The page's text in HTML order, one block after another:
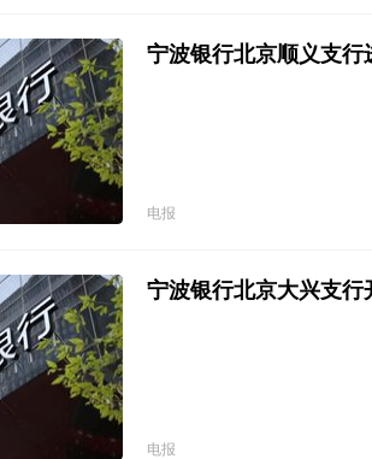
宁波银行北京顺义支
电报
宁波银行北京大兴支行
电报